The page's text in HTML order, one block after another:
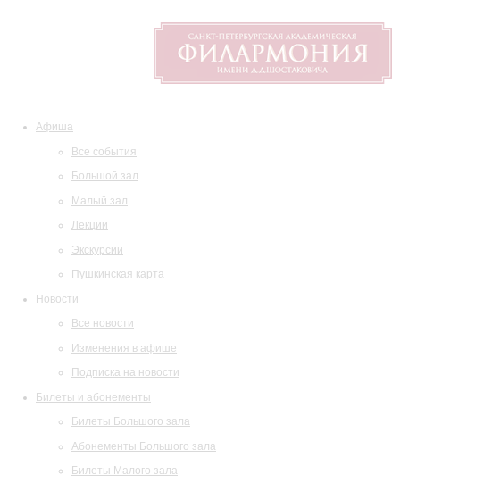
Афиша
Все события
Большой зал
Малый зал
Лекции
Экскурсии
Пушкинская карта
Новости
Все новости
Изменения в афише
Подписка на новости
Билеты и абонементы
Билеты Большого зала
Абонементы Большого зала
Билеты Малого зала